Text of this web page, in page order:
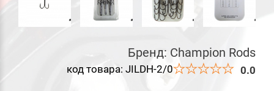
Бренд: Champion Rods
код товара: JILDH-2/0 0.0